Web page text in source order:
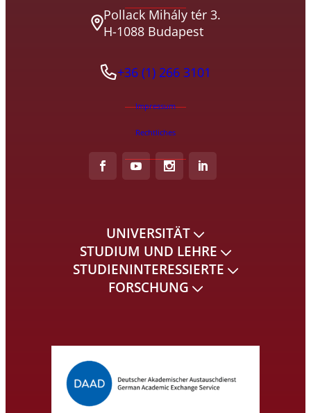
Pollack Mihály tér 3.
H-1088 Budapest
+36 (1) 266 3101
Impressum
Rechtliches
UNIVERSITÄT
STUDIUM UND LEHRE
STUDIENINTERESSIERTE
FORSCHUNG